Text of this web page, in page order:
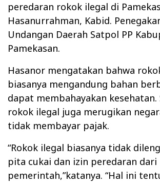
peredaran rokok ilegal di
Hasanurrahman, Kabid.
Undangan Daerah Satpol PP
Pamekasan.
Hasanor mengatakan bahwa
biasanya mengandung bahan
dapat membahayakan kesehatan.
rokok ilegal juga merugikan
tidak membayar pajak.
“Rokok ilegal biasanya tidak
pita cukai dan izin peredaran dari
pemerintah,”katanya. “Hal ini